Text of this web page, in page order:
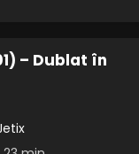
2025
2025
– Dublat în